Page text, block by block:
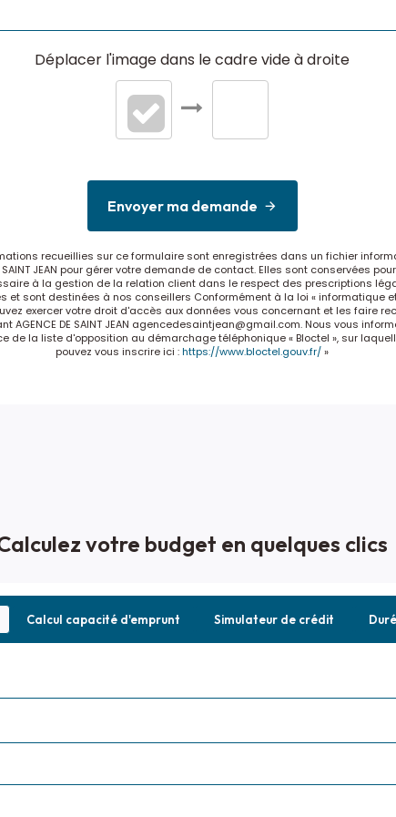
Déplacer l'image dans le cadre vide à droite
Envoyer ma demande
recueillies sur ce formulaire sont enregistrées dans un fichier
SAINT JEAN pour gérer votre demande de contact. Elles sont conservées
à la gestion de la relation client dans le respect des prescriptions
et sont destinées à nos conseillers Conformément à la loi « informatique
exercer votre droit d'accès aux données vous concernant et les faire
AGENCE DE SAINT JEAN agencedesaintjean@gmail.com. Nous vous
de la liste d'opposition au démarchage téléphonique « Bloctel », sur
pouvez vous inscrire ici :https://www.bloctel.gouv.fr/»
votre budget en quelques clics
Calcul capacité d'emprunt Simulateur de crédit